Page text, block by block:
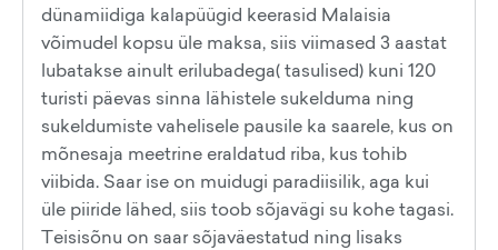
dünamiidiga kalapüügid keerasid Malaisia
võimudel kopsu üle maksa, siis viimased 3 aastat
lubatakse ainult erilubadega( tasulised) kuni 120
turisti päevas sinna lähistele sukelduma ning
sukeldumiste vahelisele pausile ka saarele, kus on
mõnesaja meetrine eraldatud riba, kus tohib
viibida. Saar ise on muidugi paradiisilik, aga kui
üle piiride lähed, siis toob sõjavägi su kohe tagasi.
Teisisõnu on saar sõjaväestatud ning lisaks